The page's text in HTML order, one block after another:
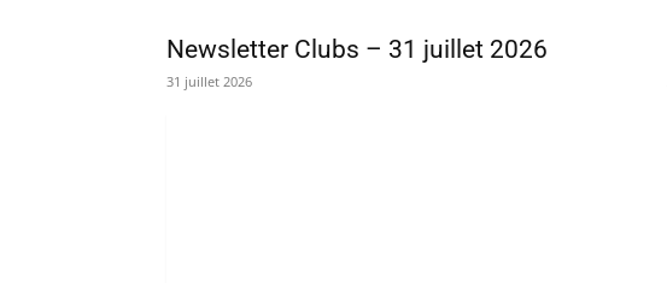
Newsletter Clubs – 31 juillet 2026
31 juillet 2026